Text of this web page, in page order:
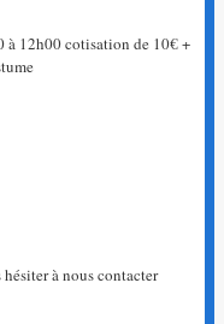
à 12h00 cotisation de 10€ +
à nous contacter